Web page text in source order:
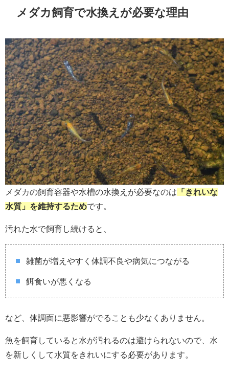
メダカ飼育で水換えが必要な理由
メダカの飼育容器や水槽の水換えが必要なのは 「きれいな
水質」を維持するためです。
汚れた水で飼育し続けると、
雑菌が増えやすく体調不良や病気につながる
餌食いが悪くなる
など、体調面に悪影響がでることも少なくありません。
魚を飼育していると水が汚れるのは避けられないので、水
を新しくして水質をきれいにする必要があります。